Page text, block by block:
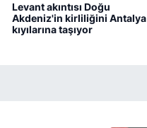
Levant akıntısı Doğu
Akdeniz'in kirliliğini Antalya
kıyılarına taşıyor